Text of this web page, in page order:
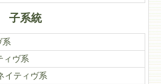
子系統
系
ィヴ系
イティヴ系